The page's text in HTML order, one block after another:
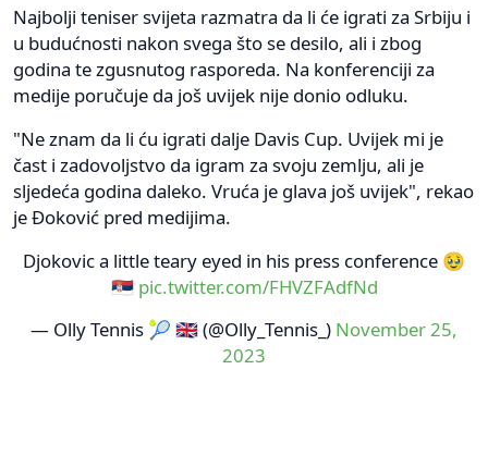
Najbolji teniser svijeta razmatra da li će igrati za Srbiju i
u budućnosti nakon svega što se desilo, ali i zbog
godina te zgusnutog rasporeda. Na konferenciji za
medije poručuje da još uvijek nije donio odluku.
"Ne znam da li ću igrati dalje Davis Cup. Uvijek mi je
čast i zadovoljstvo da igram za svoju zemlju, ali je
sljedeća godina daleko. Vruća je glava još uvijek", rekao
je Đoković pred medijima.
Djokovic a little teary eyed in his press conference 🥹
🇷🇸 pic.twitter.com/FHVZFAdfNd
— Olly Tennis 🎾 🇬🇧 (@Olly_Tennis_) November 25,
2023